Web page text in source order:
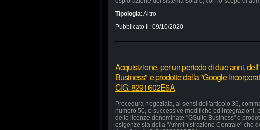
Tipologia:Altro
Pubblicato il: 09/10/2020
Acquisizione, per un periodo di due anni,
Business" e prodotte dalla "Google
CIG: 8291602E6A
Procedura negoziata, ai sensi dell'articolo 36,
numero 50, e successive modifiche ed
delle licenze denominate "GSuite Business" e
esigenze sia della "Amministrazione Centrale" che